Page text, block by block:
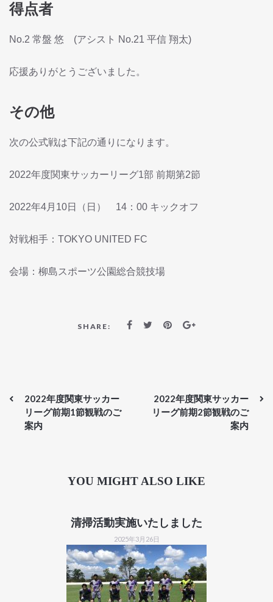
得点者
No.2 常盤 悠 (アシスト No.21 平信 翔太)
応援ありがとうございました。
その他
次の公式戦は下記の通りになります。
2022年度関東サッカーリーグ1部 前期第2節
2022年4月10日（日） 14：00 キックオフ
対戦相手：TOKYO UNITED FC
会場：柳島スポーツ公園総合競技場
SHARE:
2022年度関東サッカー
リーグ前期1節観戦のご
案内
2022年度関東サッカー
リーグ前期2節観戦のご
案内
YOU MIGHT ALSO LIKE
清掃活動実施いたしました
2025年3月26日